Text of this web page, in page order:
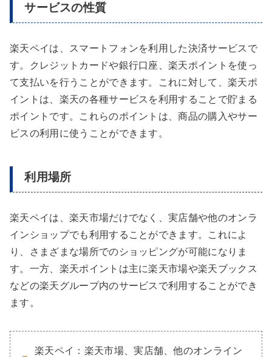
サービスの性質
楽天ペイは、スマートフォンを利用した決済サービスで
す。クレジットカードや銀行口座、楽天ポイントを使っ
て支払いを行うことができます。これに対して、楽天ポ
イントは、楽天の各種サービスを利用することで貯まる
ポイントです。これらのポイントは、商品の購入やサー
ビスの利用に使うことができます。
利用場所
楽天ペイは、楽天市場だけでなく、実店舗や他のオンラ
インショップでも利用することができます。これによ
り、さまざまな場所でのショッピングが可能になりま
す。一方、楽天ポイントは主に楽天市場や楽天ブックス
などの楽天グループ内のサービスで利用することができ
ます。
楽天ペイ：楽天市場、実店舗、他のオンライン